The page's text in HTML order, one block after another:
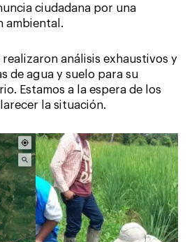
ciudadana por una
ambiental.
análisis exhaustivos y
de agua y suelo para su
Estamos a la espera de los
la situación.